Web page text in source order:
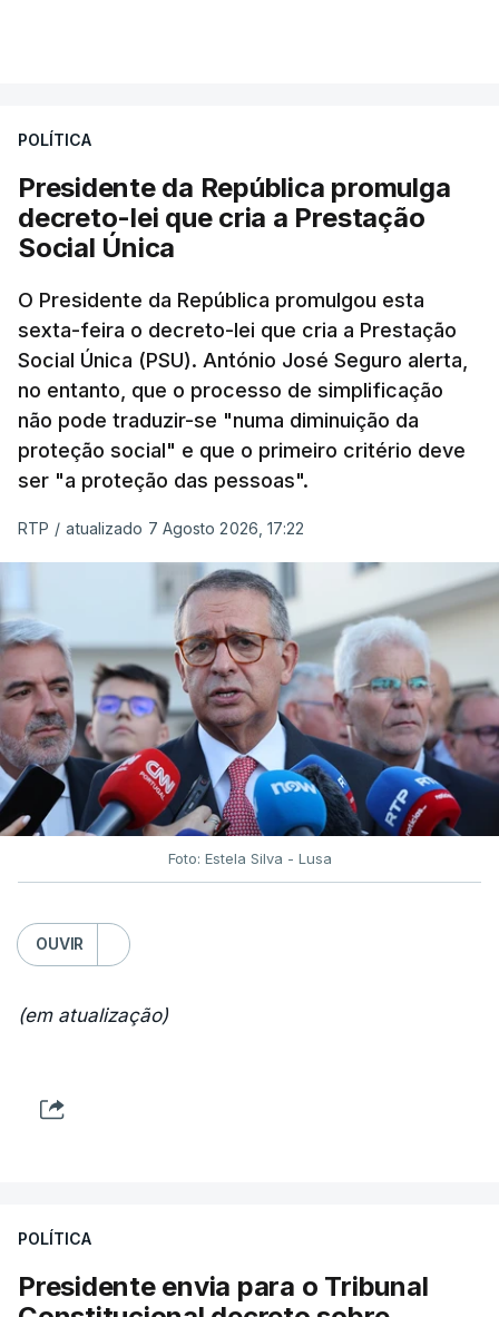
POLÍTICA
Presidente da República promulga
decreto-lei que cria a Prestação
Social Única
O Presidente da República promulgou esta
sexta-feira o decreto-lei que cria a Prestação
Social Única (PSU). António José Seguro alerta,
no entanto, que o processo de simplificação
não pode traduzir-se "numa diminuição da
proteção social" e que o primeiro critério deve
ser "a proteção das pessoas".
RTP / atualizado 7 Agosto 2026, 17:22
Foto: Estela Silva - Lusa
OUVIR
(em atualização)
POLÍTICA
Presidente envia para o Tribunal